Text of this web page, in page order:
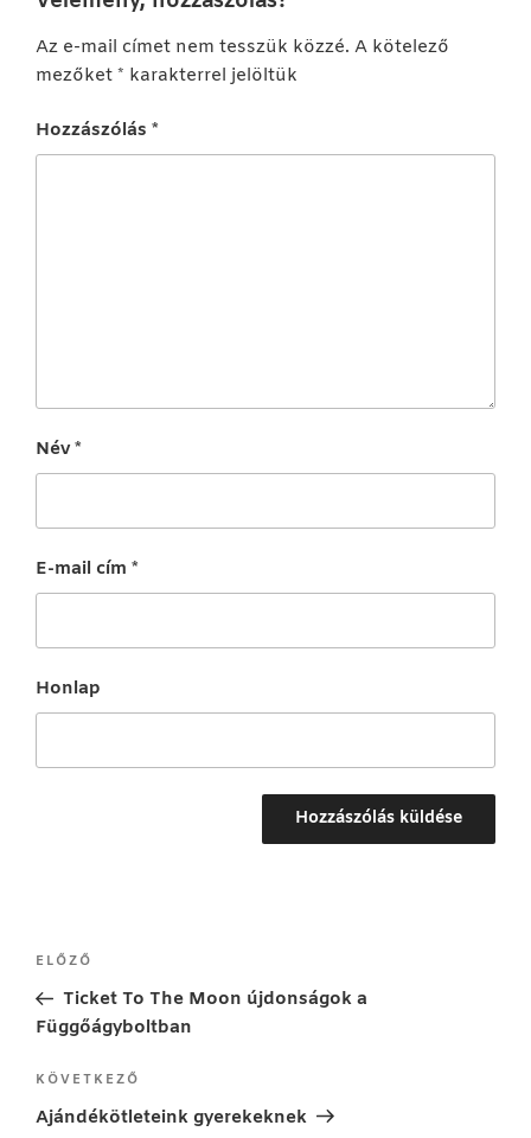
Az e-mail címet nem tesszük közzé. A kötelező
mezőket * karakterrel jelöltük
Hozzászólás *
Név*
E-mail cím *
Honlap
Bejegyzés
Korábbi
bejegyzés
ELŐZŐ
Ticket To The Moon újdonságok a
Függőágyboltban
Következő
bejegyzés
KÖVETKEZŐ
Ajándékötleteink gyerekeknek